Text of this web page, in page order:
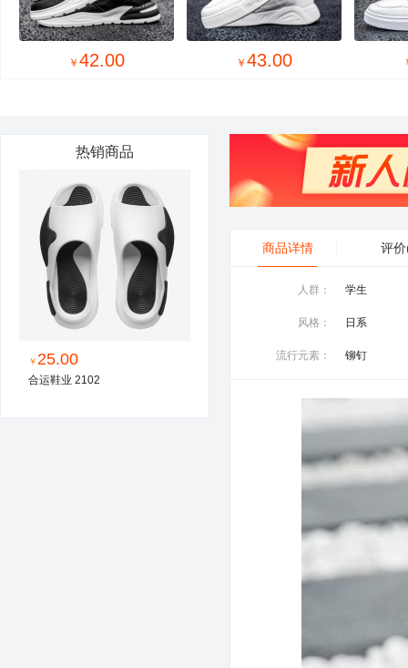
￥ 42.00 ￥ 43.00
热销商品
￥ 25.00
合运鞋业 2102
商品详情 评价
人群： 学生
风格： 日系
流行元素： 铆钉